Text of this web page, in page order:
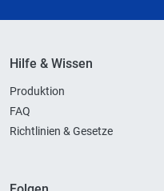
Hilfe & Wissen
Produktion
FAQ
Richtlinien & Gesetze